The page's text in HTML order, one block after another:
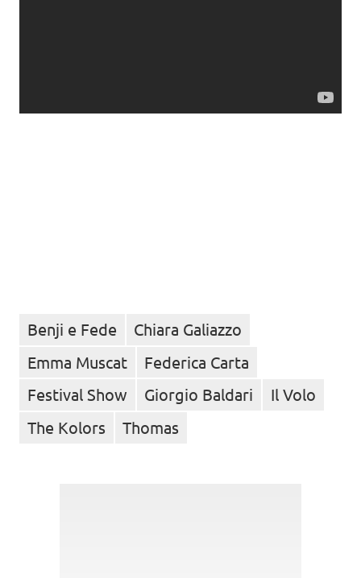
Benji e Fede
Chiara Galiazzo
Emma Muscat
Federica Carta
Festival Show
Giorgio Baldari
Il Volo
The Kolors
Thomas